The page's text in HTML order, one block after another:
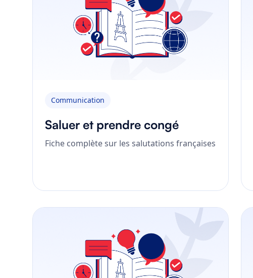
Communication
Saluer et prendre congé
Fiche complète sur les salutations françaises